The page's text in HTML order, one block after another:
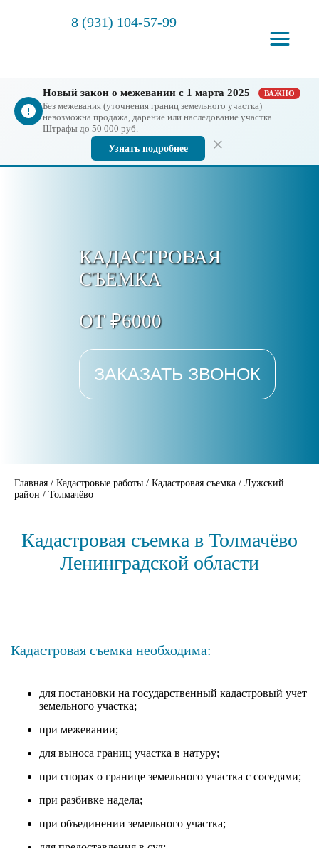
8 (931) 104-57-99
Новый закон о межевании с 1 марта 2025 ВАЖНО
Без межевания (уточнения границ земельного участка)
невозможна продажа, дарение или наследование участка.
Штрафы до 50 000 руб.
Узнать подробнее
КАДАСТРОВАЯ
СЪЕМКА
ОТ ₽6000
ЗАКАЗАТЬ ЗВОНОК
Главная / Кадастровые работы / Кадастровая съемка / Лужский
район / Толмачёво
Кадастровая съемка в Толмачёво
Ленинградской области
Кадастровая съемка необходима:
для постановки на государственный кадастровый учет
земельного участка;
при межевании;
для выноса границ участка в натуру;
при спорах о границе земельного участка с соседями;
при разбивке надела;
при объединении земельного участка;